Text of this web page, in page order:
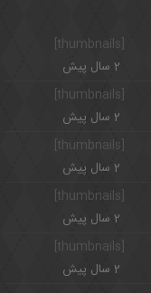
2 سال پیش
[thumbnails]
2 سال پیش
2 سال پیش
[thumbnails]
2 سال پیش
2 سال پیش